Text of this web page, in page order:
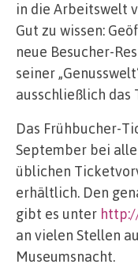
in die Arbeitswelt
Gut zu wissen:
neue Besucher-
seiner
ausschließlich das
Das Frühbucher-
September bei
üblichen
erhältlich. Den
gibt es unter
an vielen Stellen
Museumsnacht.